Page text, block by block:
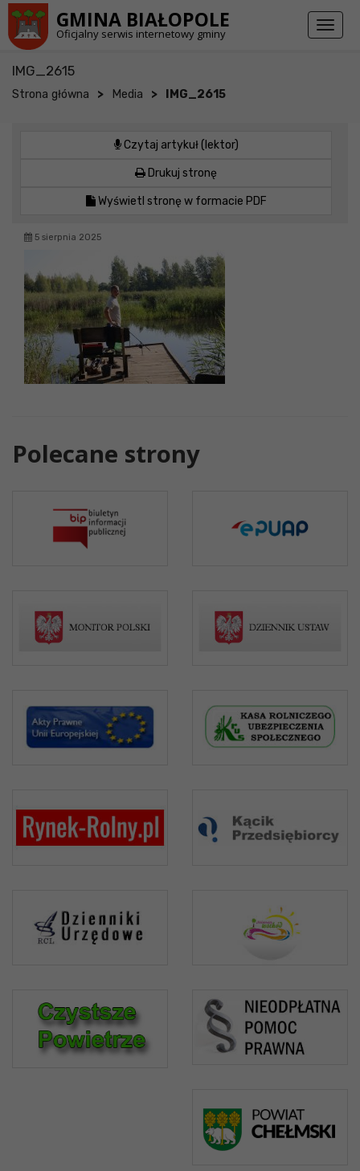
GMINA BIAŁOPOLE
Oficjalny serwis internetowy gminy
Toggle
IMG_2615
Strona główna > Media > IMG_2615
Czytaj artykuł (lektor)
Drukuj stronę
Wyświetl stronę w formacie PDF
5 sierpnia 2025
Polecane strony